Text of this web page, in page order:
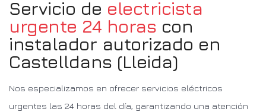
Servicio de electricista
urgente 24 horas con
instalador autorizado en
Castelldans (Lleida)
Nos especializamos en ofrecer servicios eléctricos
urgentes las 24 horas del día, garantizando una atención